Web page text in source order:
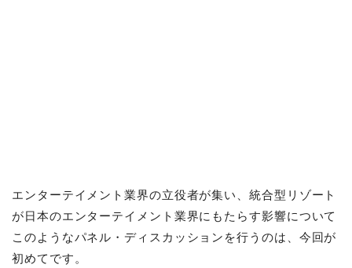
エンターテイメント業界の⽴役者が集い、統合型リゾート
が⽇本のエンターテイメント業界にもたらす影響について
このようなパネル・ディスカッションを⾏うのは、今回が
初めてです。